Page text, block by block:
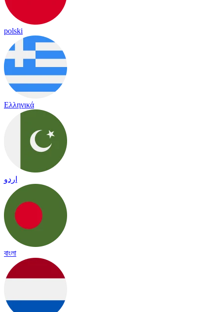
polski
Ελληνικά
اردو
বাংলা